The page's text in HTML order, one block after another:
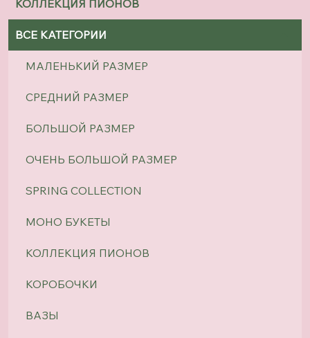
КОЛЛЕКЦИЯ ПИОНОВ
ВСЕ КАТЕГОРИИ
МАЛЕНЬКИЙ РАЗМЕР
СРЕДНИЙ РАЗМЕР
БОЛЬШОЙ РАЗМЕР
ОЧЕНЬ БОЛЬШОЙ РАЗМЕР
SPRING COLLECTION
МОНО БУКЕТЫ
КОЛЛЕКЦИЯ ПИОНОВ
КОРОБОЧКИ
ВАЗЫ